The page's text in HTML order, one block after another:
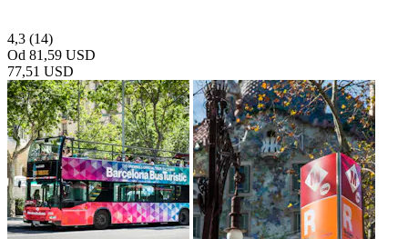
4,3 (14)
Od 81,59 USD
77,51 USD